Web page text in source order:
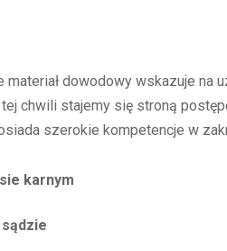
materiał dowodowy wskazuje
chwili stajemy się stroną
szerokie kompetencje w
karnym